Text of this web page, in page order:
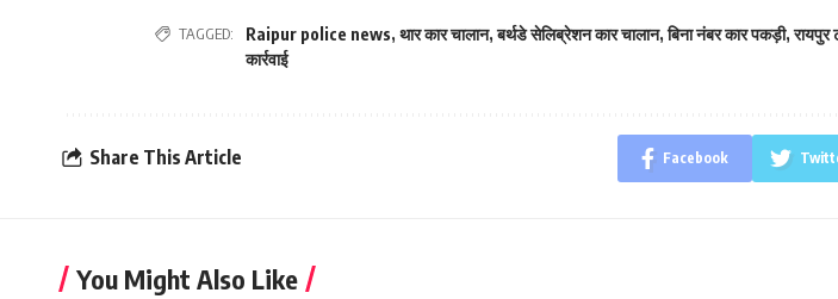
TAGGED: Raipur police news, थार कार चालान,बर्थडे सेलिब्रेशन कार चालान,बिना नंबर कार पकड़ी,
कार्रवाई
Share This Article Facebook
You Might Also Like